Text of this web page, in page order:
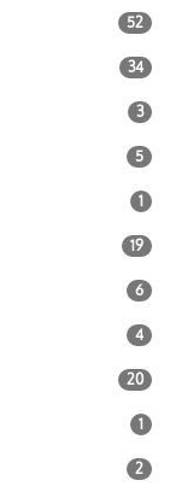
52
34
3
5
1
19
6
4
20
1
2